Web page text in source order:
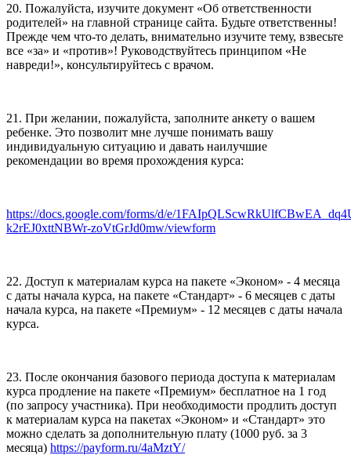
20. Пожалуйста, изучите документ «Об ответственности
родителей» на главной странице сайта. Будьте ответственны!
Прежде чем что-то делать, внимательно изучите тему, взвесьте
все «за» и «против»! Руководствуйтесь принципом «Не
навреди!», консультируйтесь с врачом.
21. При желании, пожалуйста, заполните анкету о вашем
ребенке. Это позволит мне лучше понимать вашу
индивидуальную ситуацию и давать наилучшие
рекомендации во время прохождения курса:
https://docs.google.com/forms/d/e/
k2rEJ0xttNBWr-zoVtGrJd0mw/viewform
22. Доступ к материалам курса на пакете «Эконом» - 4 месяца
с даты начала курса, на пакете «Стандарт» - 6 месяцев с даты
начала курса, на пакете «Премиум» - 12 месяцев с даты начала
курса.
23. После окончания базового периода доступа к материалам
курса продление на пакете «Премиум» бесплатное на 1 год
(по запросу участника). При необходимости продлить доступ
к материалам курса на пакетах «Эконом» и «Стандарт» это
можно сделать за дополнительную плату (1000 руб. за 3
месяца) https://payform.ru/4aMztY/